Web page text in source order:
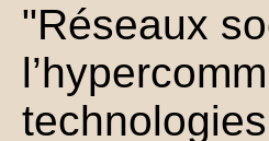
"Réseaux